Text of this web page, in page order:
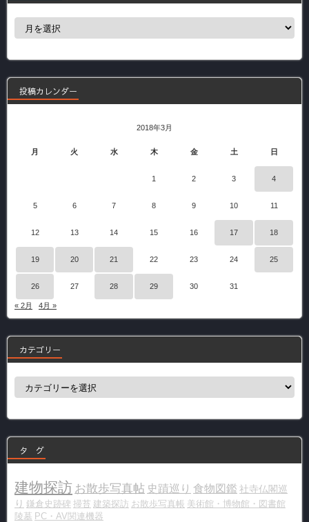
過
事
投稿カレンダー
2018年3月
月 火 水 木 金 土 日
1 2 3 4
5 6 7 8 9 10 11
12 13 14 15 16 17 18
19 20 21 22 23 24 25
26 27 28 29 30 31
« 2月 4月 »
カテゴリー
カ
ー
タ グ
建物探訪 お散歩写真帖 史蹟巡り 食物図鑑 社寺仏閣巡
り 鎌倉史跡碑 掃苔 建築探訪 お散歩写真帳 美術館・博物館・図書館
陵墓 PC・AV関連機器